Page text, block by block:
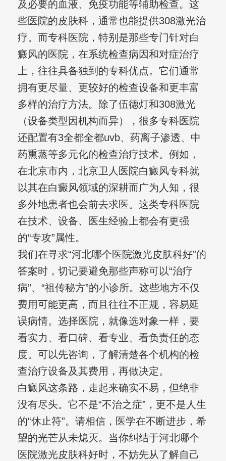
及必要的血液、免疫功能等辅助检查。这
些医院的皮肤科，通常也能提供308激光治
疗。而专科医院，特别是那些专门针对白
癜风的医院，在系统检查病因和对症治疗
上，往往具备独到的专科优点。它们通常
拥有更尽量、更较好的检查设备和更丰富
多样的治疗方法。除了伍德灯和308激光
（设备类型因机构而异），很多专科医院
还配置有3全都全都uvb、药离子渗透、中
药熏蒸等多元化的检查治疗技术。例如，
在北京市内，北京卫人医院白癜风专科就
以其在白癜风领域的深耕而广为人知，很
多外地患者也会前去求医。这类专科医院
在技术、设备、医生经验上都会有更强
的“专攻”属性。
我们在寻求“河北哪个医院激光皮肤科好”的
答案时，切记要避免那些声称可以“治疗
病”、“祖传秘方”的小诊所。这些地方不仅
费用可能更高，而且往往不正规，容易延
误病情。选择医院，就像选对象一样，要
看实力、看口碑、看专业、看负责任的态
度。可以先咨询，了解清楚各个机构的检
查治疗设备及其费用，再做决定。
白癜风这条路，走起来确实不易，但绝非
没有尽头。它不是“不治之症”，更不是人生
的“休止符”。请相信，医学在不断进步，希
望的光芒从未熄灭。当你纠结于河北哪个
医院激光皮肤科好时，不妨先从了解自己